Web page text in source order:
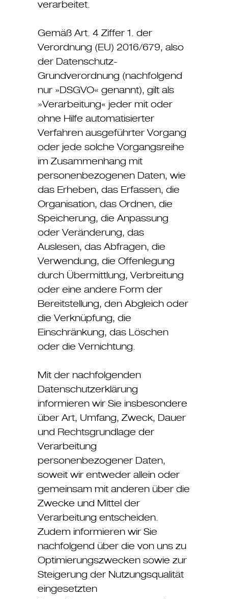
verarbeitet.
Gemäß Art. 4 Ziffer 1. der
Verordnung (EU) 2016/679, also
der Datenschutz-
Grundverordnung (nachfolgend
nur »DSGVO« genannt), gilt als
»Verarbeitung« jeder mit oder
ohne Hilfe automatisierter
Verfahren ausgeführter Vorgang
oder jede solche Vorgangsreihe
im Zusammenhang mit
personenbezogenen Daten, wie
das Erheben, das Erfassen, die
Organisation, das Ordnen, die
Speicherung, die Anpassung
oder Veränderung, das
Auslesen, das Abfragen, die
Verwendung, die Offenlegung
durch Übermittlung, Verbreitung
oder eine andere Form der
Bereitstellung, den Abgleich oder
die Verknüpfung, die
Einschränkung, das Löschen
oder die Vernichtung.
Mit der nachfolgenden
Datenschutzerklärung
informieren wir Sie insbesondere
über Art, Umfang, Zweck, Dauer
und Rechtsgrundlage der
Verarbeitung
personenbezogener Daten,
soweit wir entweder allein oder
gemeinsam mit anderen über die
Zwecke und Mittel der
Verarbeitung entscheiden.
Zudem informieren wir Sie
nachfolgend über die von uns zu
Optimierungszwecken sowie zur
Steigerung der Nutzungsqualität
eingesetzten